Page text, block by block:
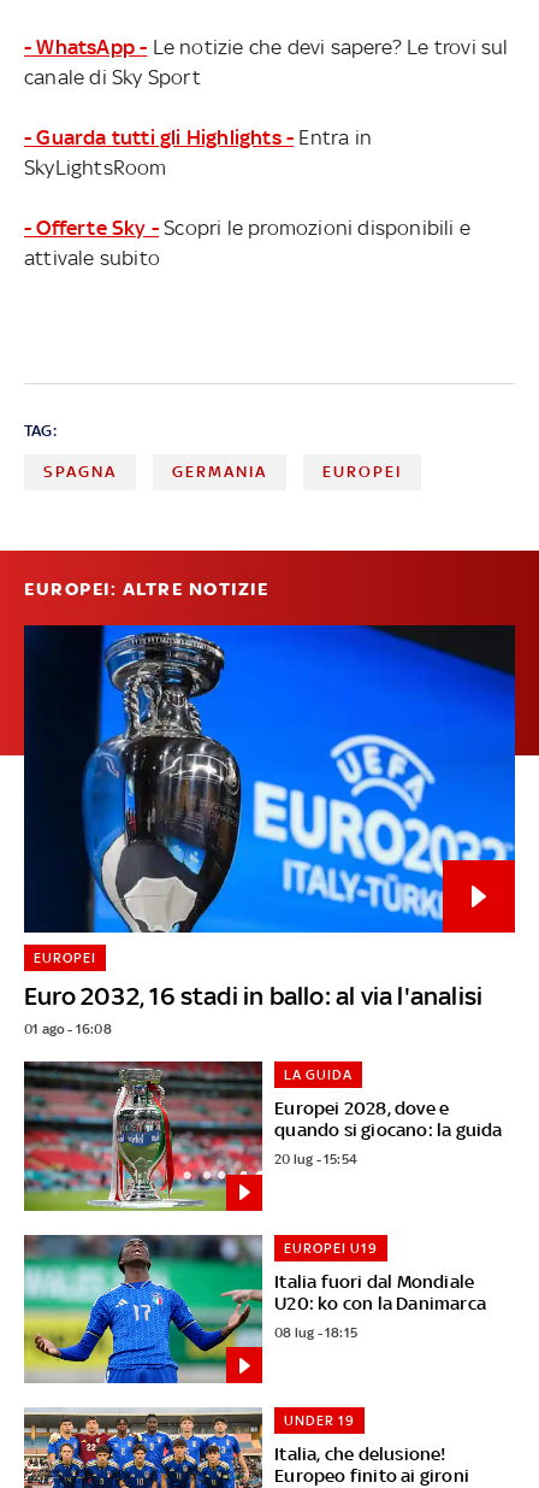
- WhatsApp - Le notizie che devi sapere? Le trovi sul
canale di Sky Sport
- Guarda tutti gli Highlights - Entra in
SkyLightsRoom
- Offerte Sky - Scopri le promozioni disponibili e
attivale subito
TAG:
SPAGNA GERMANIA EUROPEI
EUROPEI: ALTRE NOTIZIE
Euro 2032, 16 stadi in ballo: al via l'analisi
EUROPEI
01 ago - 16:08
Europei 2028, dove e
quando si giocano: la guida
LA GUIDA
20 lug - 15:54
Italia fuori dal Mondiale
U20: ko con la Danimarca
EUROPEI U19
08 lug - 18:15
Italia, che delusione!
Europeo finito ai gironi
UNDER 19